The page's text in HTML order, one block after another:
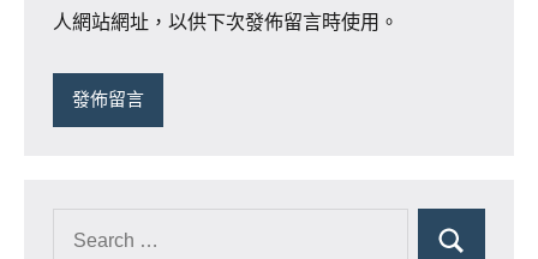
人網站網址，以供下次發佈留言時使用。